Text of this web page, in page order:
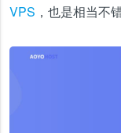
VPS ，也是相当不